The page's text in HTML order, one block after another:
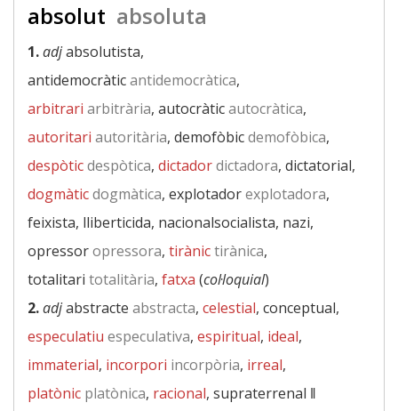
absolut absoluta
1.adjabsolutista,
antidemocràticantidemocràtica,
arbitrari arbitrària, autocràticautocràtica,
autoritari autoritària, demofòbicdemofòbica,
despòticdespòtica, dictadordictadora, dictatorial,
dogmàticdogmàtica, explotadorexplotadora,
feixista, lliberticida, nacionalsocialista, nazi,
opressoropressora, tirànictirànica,
totalitari totalitària, fatxa (col·loquial)
2.adjabstracte abstracta, celestial, conceptual,
especulatiu especulativa, espiritual, ideal,
immaterial, incorpori incorpòria, irreal,
platònic platònica, racional, supraterrenal ‖